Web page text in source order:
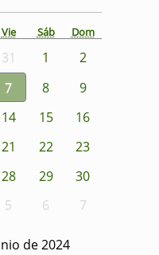
Vie Sáb Dom
31 1
2
7 8
9
14 15
16
21 22
23
28 29
30
5 6 7
de 2024